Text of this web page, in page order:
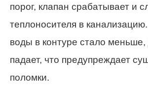
порог, клапан срабатывает и
теплоносителя в
воды в контуре стало
падает, что предупреждает
поломки.